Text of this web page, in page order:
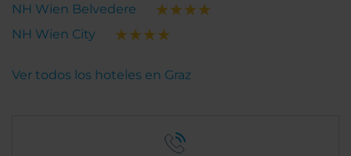
NH Wien Belvedere
NH Wien City
Ver todos los hoteles en Graz